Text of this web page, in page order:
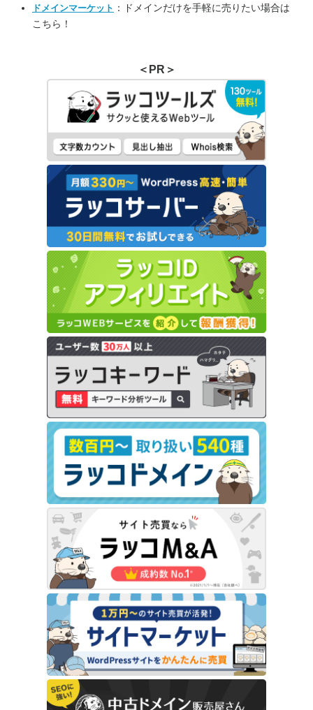
ドメインマーケット ：ドメインだけを手軽に売りたい場合は
こちら！
＜PR＞